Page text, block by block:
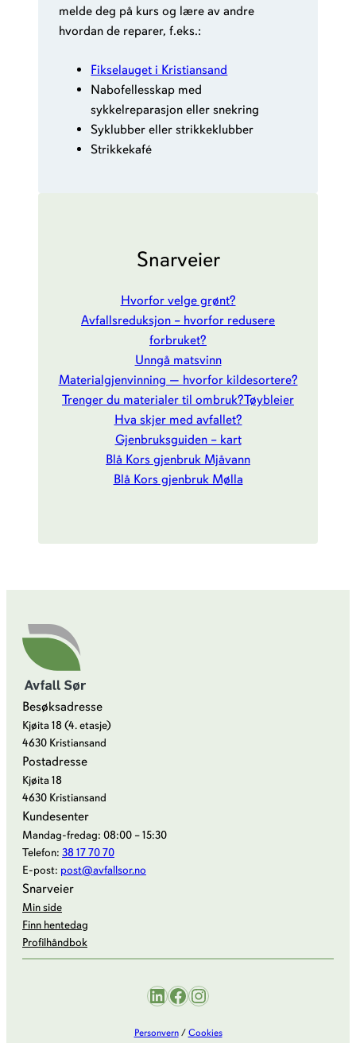
melde deg på kurs og lære av andre
hvordan de reparer, f.eks.:
Fikselauget i Kristiansand
Nabofellesskap med
sykkelreparasjon eller snekring
Syklubber eller strikkeklubber
Strikkekafé
Snarveier
Hvorfor velge grønt?
Avfallsreduksjon – hvorfor redusere
forbruket?
Unngå matsvinn
Materialgjenvinning — hvorfor kildesortere?
Trenger du materialer til ombruk?Tøybleier
Hva skjer med avfallet?
Gjenbruksguiden – kart
Blå Kors gjenbruk Mjåvann
Blå Kors gjenbruk Mølla
Besøksadresse
Kjøita 18 (4. etasje)
4630 Kristiansand
Postadresse
Kjøita 18
4630 Kristiansand
Kundesenter
Mandag-fredag: 08:00 – 15:30
Telefon: 38 17 70 70
E-post: post@avfallsor.no
Snarveier
Min side
Finn hentedag
Profilhåndbok
LinkedIn Facebook Instagram
Personvern/Cookies